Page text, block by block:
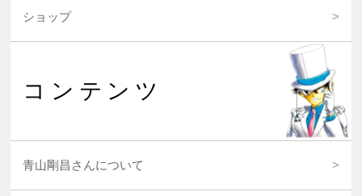
ショップ
コンテンツ
青山剛昌さんについて